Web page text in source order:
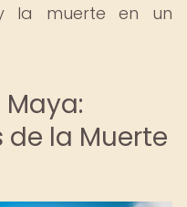
la muerte en un
la Muerte